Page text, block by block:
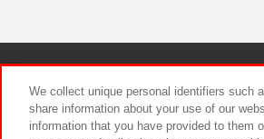
We collect unique personal identifiers such
share information about your use of our
information that you have provided to